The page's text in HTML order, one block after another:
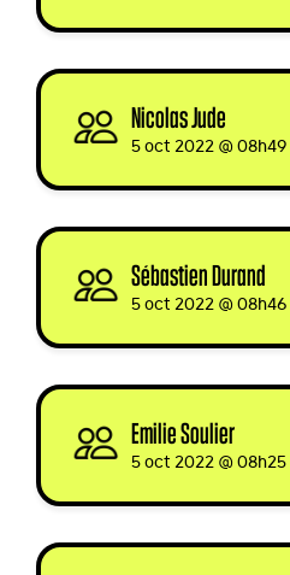
Nicolas Jude
5 oct 2022 @ 08h49
Sébastien Durand
5 oct 2022 @ 08h46
Emilie Soulier
5 oct 2022 @ 08h25